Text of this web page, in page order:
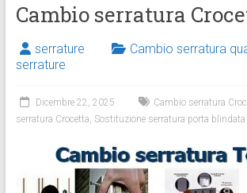
Cambio serratura
serrature Cambio serratura
serrature
Dicembre 22, 2025 Cambio serratura
serratura Crocetta, Sostituzione serratura porta blindata